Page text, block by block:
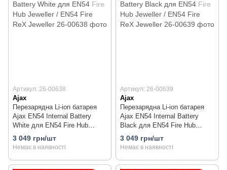
Артикул: 26-00638
Ajax
Перезарядна Li-ion батарея
Ajax EN54 Internal Battery
White для EN54 Fire Hub
Jeweller / EN54 Fire ReX
Jeweller
3 049 грн/шт
Немає в наявності
Артикул: 26-00639
Ajax
Перезарядна Li-ion батарея
Ajax EN54 Internal Battery
Black для EN54 Fire Hub
Jeweller / EN54 Fire ReX
Jeweller
3 049 грн/шт
Немає в наявності